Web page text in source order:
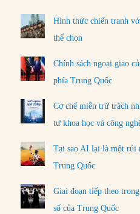
Hình thức chiến tranh
thể chọn
Chính sách ngoại giao
phía Trung Quốc
Cơ chế miễn trừ trách
tư khoa học và công
Tại sao AI lại là một rủi
Trung Quốc
Giai đoạn tiếp theo
số của Trung Quốc